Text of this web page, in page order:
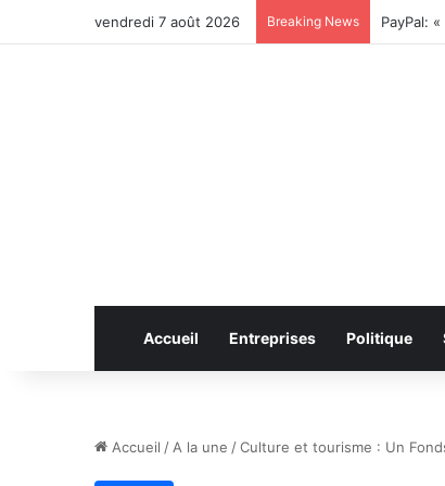
vendredi 7 août 2026 Breaking News
Accueil Entreprises Politique
Accueil / A la une /Culture et tourisme : Un